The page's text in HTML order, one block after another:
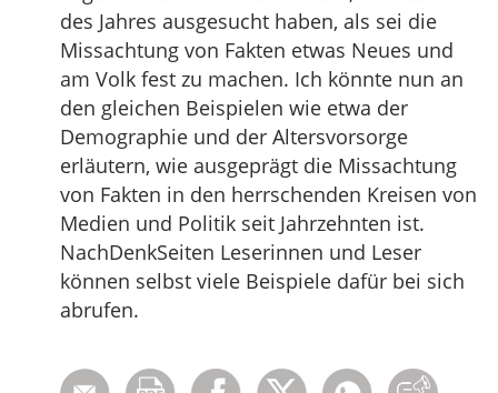
des Jahres ausgesucht haben, als sei die
Missachtung von Fakten etwas Neues und
am Volk fest zu machen. Ich könnte nun an
den gleichen Beispielen wie etwa der
Demographie und der Altersvorsorge
erläutern, wie ausgeprägt die Missachtung
von Fakten in den herrschenden Kreisen von
Medien und Politik seit Jahrzehnten ist.
NachDenkSeiten Leserinnen und Leser
können selbst viele Beispiele dafür bei sich
abrufen.